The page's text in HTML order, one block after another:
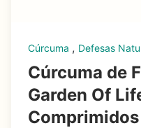
Cúrcuma , Defesas
Cúrcuma de
Garden Of